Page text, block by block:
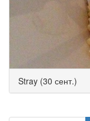
Stray (30 сент.)